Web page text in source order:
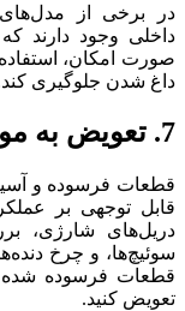
در برخی از
داخلی وجود دارند
صورت امکان،
داغ شدن جلوگیری
7. تعویض به
قطعات فرسوده و
قابل توجهی بر
دریل‌های شارژی،
سوئیچ‌ها، و چرخ
قطعات فرسوده شده
تعویض کنید.